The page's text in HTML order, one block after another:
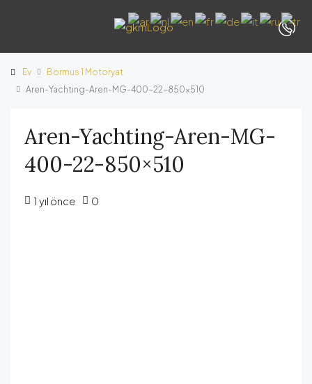
Ev
Bormus 1 Motoryat
Aren-Yachting-Aren-MG-400-22-850×510
Aren-Yachting-Aren-MG-
400-22-850×510
1 yıl önce 0